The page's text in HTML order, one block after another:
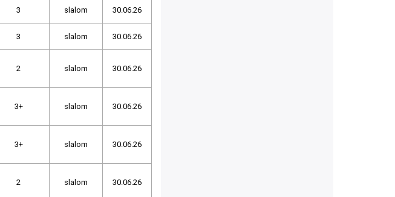
3 slalom 30.06.26
3 slalom 30.06.26
2 slalom 30.06.26
3+ slalom 30.06.26
3+ slalom 30.06.26
2 slalom 30.06.26